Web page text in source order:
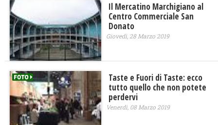
Il Mercatino Marchigiano al
Centro Commerciale San
Donato
Giovedì, 28 Marzo 2019
Taste e Fuori di Taste: ecco
tutto quello che non potete
perdervi
Venerdì, 08 Marzo 2019